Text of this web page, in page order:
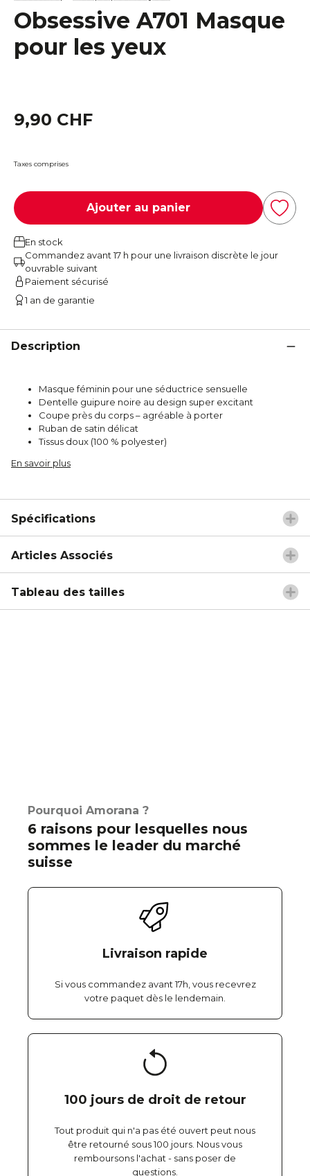
Obsessive A701 Masque
pour les yeux
9,90 CHF
Taxes comprises
Ajouter au panier
En stock
Commandez avant 17 h pour une livraison discrète le jour
ouvrable suivant
Paiement sécurisé
1 an de garantie
Description
Masque féminin pour une séductrice sensuelle
Dentelle guipure noire au design super excitant
Coupe près du corps – agréable à porter
Ruban de satin délicat
Tissus doux (100 % polyester)
En savoir plus
Spécifications
Articles Associés
Tableau des tailles
Pourquoi Amorana ?
6 raisons pour lesquelles nous
sommes le leader du marché
suisse
Livraison rapide
Si vous commandez avant 17h, vous recevrez
votre paquet dès le lendemain.
100 jours de droit de retour
Tout produit qui n'a pas été ouvert peut nous
être retourné sous 100 jours. Nous vous
remboursons l'achat - sans poser de
questions.